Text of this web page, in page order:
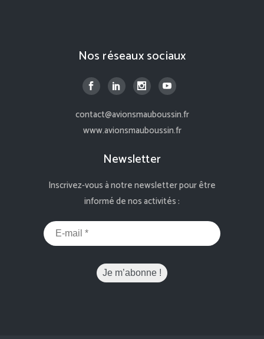
Nos réseaux sociaux
contact@avionsmauboussin.fr
www.avionsmauboussin.fr
Newsletter
Inscrivez-vous à notre newsletter pour être
informé de nos activités :